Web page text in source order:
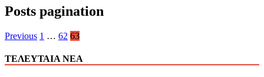
Posts pagination
Previous 1 … 62 63
ΤΕΛΕΥΤΑΙΑ ΝΕΑ